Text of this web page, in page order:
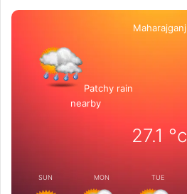
Maharajganj
Patchy rain
nearby
27.1 °c
SUN MON TUE